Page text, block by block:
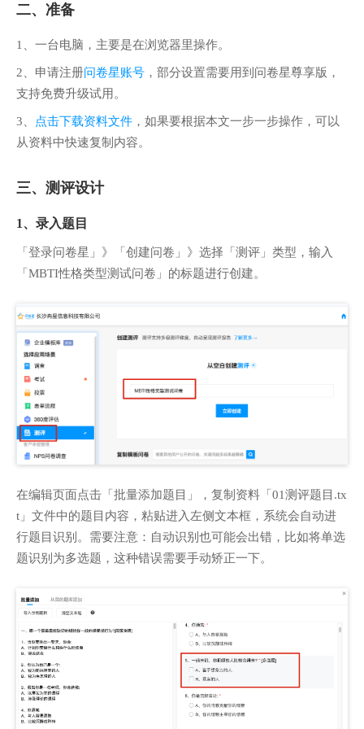
二、准备
1、一台电脑，主要是在浏览器里操作。
2、申请注册问卷星账号 ，部分设置需要用到问卷星尊享版，
支持免费升级试用。
3、 点击下载资料文件 ，如果要根据本文一步一步操作，可以
从资料中快速复制内容。
三、测评设计
1、录入题目
「登录问卷星」》「创建问卷」》选择「测评」类型，输入
「MBTI性格类型测试问卷」的标题进行创建。
在编辑页面点击「批量添加题目」，复制资料「01测评题目.tx
t」文件中的题目内容，粘贴进入左侧文本框，系统会自动进
行题目识别。需要注意：自动识别也可能会出错，比如将单选
题识别为多选题，这种错误需要手动矫正一下。